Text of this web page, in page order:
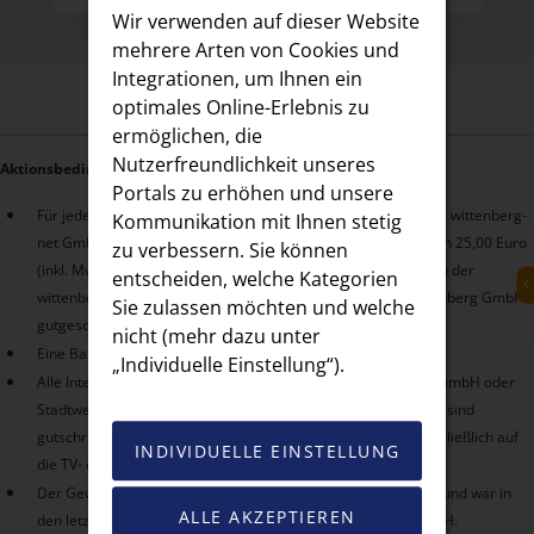
Aktionsbedingungen:
Für jeden geworbenen Neukunden für einen Internet-Tarif der wittenberg-
net GmbH erhält der Bestandskunde einen Betrag in Höhe von 25,00 Euro
(inkl. MwSt.) wahlweise auf seinem bestehenden Kundenkonto der
wittenberg-net GmbH oder der Stadtwerke Lutherstadt Wittenberg GmbH
gutgeschrieben.
Eine Barauszahlung oder Übertragung ist nicht möglich.
Alle Internet-Tarife, die auf der Webseite der wittenberg-net GmbH oder
Stadtwerke Lutherstadt Wittenberg GmbH beworben werden, sind
gutschriftberechtigt. Dazu zählen keine Tarife, die sich ausschließlich auf
die TV- oder Telefonie-Versorgung beziehen.
Der Geworbene muss Neukunde sein, d. h. er ist Privatkunde und war in
den letzten drei Monaten kein Kunde der wittenberg-net GmbH.
Wir verwenden auf dieser Website
mehrere Arten von Cookies und
Integrationen, um Ihnen ein
optimales Online-Erlebnis zu
ermöglichen, die
Nutzerfreundlichkeit unseres
Portals zu erhöhen und unsere
Kommunikation mit Ihnen stetig
zu verbessern. Sie können
entscheiden, welche Kategorien
Sie zulassen möchten und welche
nicht (mehr dazu unter
„Individuelle Einstellung“).
INDIVIDUELLE EINSTELLUNG
ALLE AKZEPTIEREN